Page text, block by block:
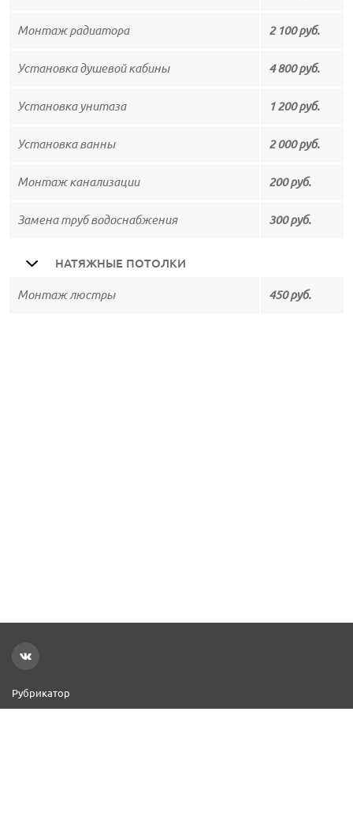
Монтаж радиатора 2 100 руб.
Установка душевой кабины 4 800 руб.
Установка унитаза 1 200 руб.
Установка ванны 2 000 руб.
Монтаж канализации 200 руб.
Замена труб водоснабжения 300 руб.
НАТЯЖНЫЕ ПОТОЛКИ
Монтаж люстры 450 руб.
Рубрикатор